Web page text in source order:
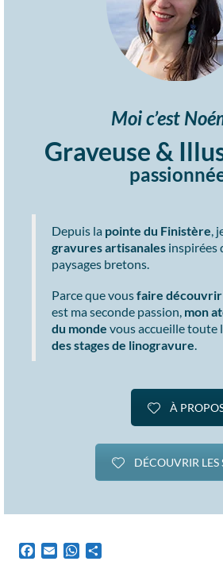
Moi c’est
Graveuse &
Depuis la pointe du Finistère,
gravures artisanales inspirées
paysages bretons.
Parce que vousfaire
est ma seconde passion, mon
du monde vous accueille toute
des stages de linogravure.
À
DÉCOUVRIR LES
Facebook
Email WhatsApp